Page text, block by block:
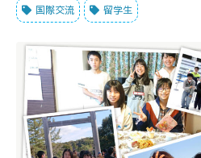
国際交流 留学生